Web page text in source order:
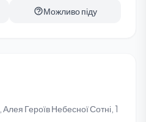
Можливо піду
Героїв Небесної Сотні, 1